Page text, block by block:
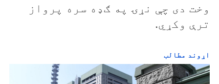
وخت دی چې نړۍ په ګډه سره پرواز
ترې وکړي.
اړوند مطالب